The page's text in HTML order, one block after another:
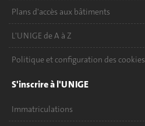
Plans d'accès aux bâtiments
L'UNIGE de A à Z
Politique et configuration des cookies
S'inscrire à l'UNIGE
Immatriculations